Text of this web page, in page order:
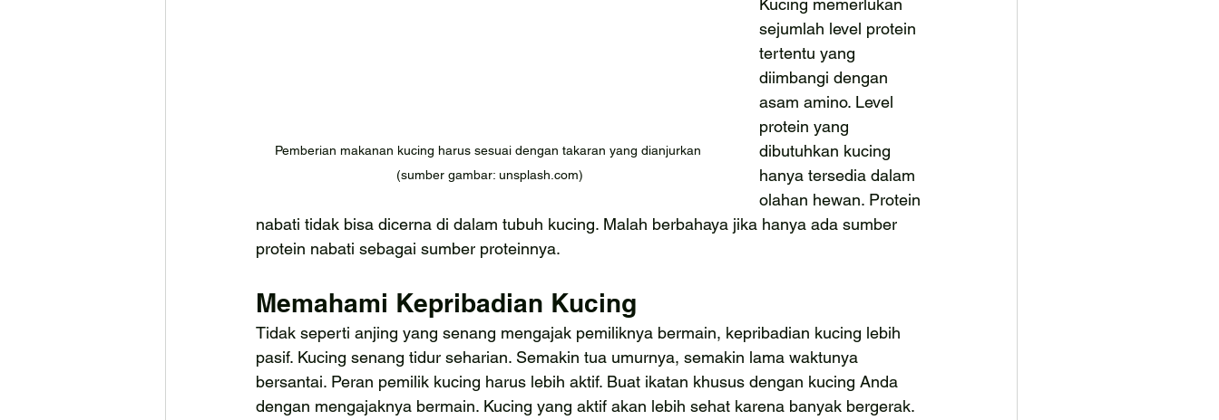
Pemberian makanan kucing harus sesuai dengan takaran yang dianjurkan
(sumber gambar: unsplash.com)
Kucing memerlukan
sejumlah level protein
tertentu yang
diimbangi dengan
asam amino. Level
protein yang
dibutuhkan kucing
hanya tersedia dalam
olahan hewan. Protein
nabati tidak bisa dicerna di dalam tubuh kucing. Malah berbahaya jika hanya ada sumber
protein nabati sebagai sumber proteinnya.
Memahami Kepribadian Kucing
Tidak seperti anjing yang senang mengajak pemiliknya bermain, kepribadian kucing lebih
pasif. Kucing senang tidur seharian. Semakin tua umurnya, semakin lama waktunya
bersantai. Peran pemilik kucing harus lebih aktif. Buat ikatan khusus dengan kucing Anda
dengan mengajaknya bermain. Kucing yang aktif akan lebih sehat karena banyak bergerak.